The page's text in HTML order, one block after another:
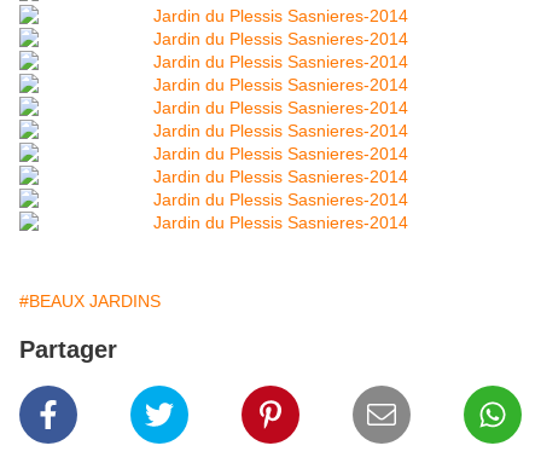
#BEAUX JARDINS
Partager